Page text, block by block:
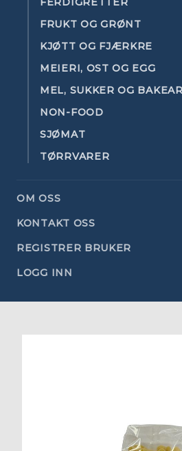
FRUKT OG GRØNT
KJØTT OG FJÆRKRE
MEIERI, OST OG EGG
MEL, SUKKER OG
NON-FOOD
SJØMAT
TØRRVARER
OM OSS
KONTAKT OSS
REGISTRER BRUKER
LOGG INN